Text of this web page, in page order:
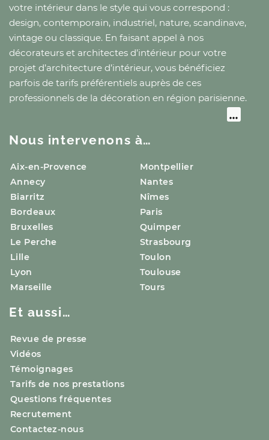
votre intérieur dans le style qui vous correspond :
design, contemporain, industriel, nature, scandinave,
vintage ou classique. En faisant appel à nos
décorateurs et architectes d’intérieur pour votre
projet d’architecture d’intérieur, vous bénéficiez
parfois de tarifs préférentiels auprès de ces
professionnels de la décoration en région parisienne.
Nous intervenons à…
Aix-en-Provence
Annecy
Biarritz
Bordeaux
Bruxelles
Le Perche
Lille
Lyon
Marseille
Montpellier
Nantes
Nîmes
Paris
Quimper
Strasbourg
Toulon
Toulouse
Tours
Et aussi…
Revue de presse
Vidéos
Témoignages
Tarifs de nos prestations
Questions fréquentes
Recrutement
Contactez-nous